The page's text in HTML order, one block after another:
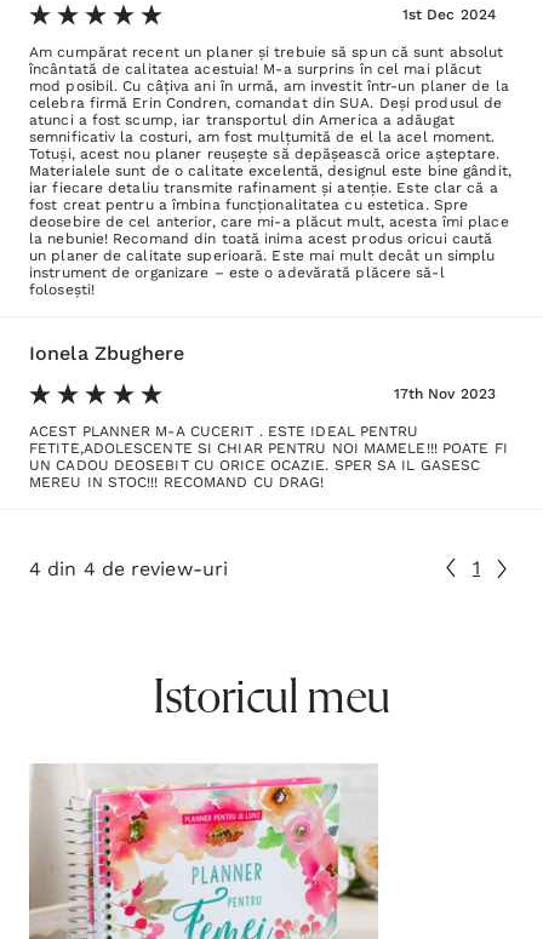
1st Dec 2024
Am cumpărat recent un planer și trebuie să spun că sunt absolut
încântată de calitatea acestuia! M-a surprins în cel mai plăcut
mod posibil. Cu câțiva ani în urmă, am investit într-un planer de la
celebra firmă Erin Condren, comandat din SUA. Deși produsul de
atunci a fost scump, iar transportul din America a adăugat
semnificativ la costuri, am fost mulțumită de el la acel moment.
Totuși, acest nou planer reușește să depășească orice așteptare.
Materialele sunt de o calitate excelentă, designul este bine gândit,
iar fiecare detaliu transmite rafinament și atenție. Este clar că a
fost creat pentru a îmbina funcționalitatea cu estetica. Spre
deosebire de cel anterior, care mi-a plăcut mult, acesta îmi place
la nebunie! Recomand din toată inima acest produs oricui caută
un planer de calitate superioară. Este mai mult decât un simplu
instrument de organizare – este o adevărată plăcere să-l
folosești!
Ionela Zbughere
17th Nov 2023
ACEST PLANNER M-A CUCERIT . ESTE IDEAL PENTRU
FETITE,ADOLESCENTE SI CHIAR PENTRU NOI MAMELE!!! POATE FI
UN CADOU DEOSEBIT CU ORICE OCAZIE. SPER SA IL GASESC
MEREU IN STOC!!! RECOMAND CU DRAG!
4 din 4 de review-uri 1
Istoricul meu